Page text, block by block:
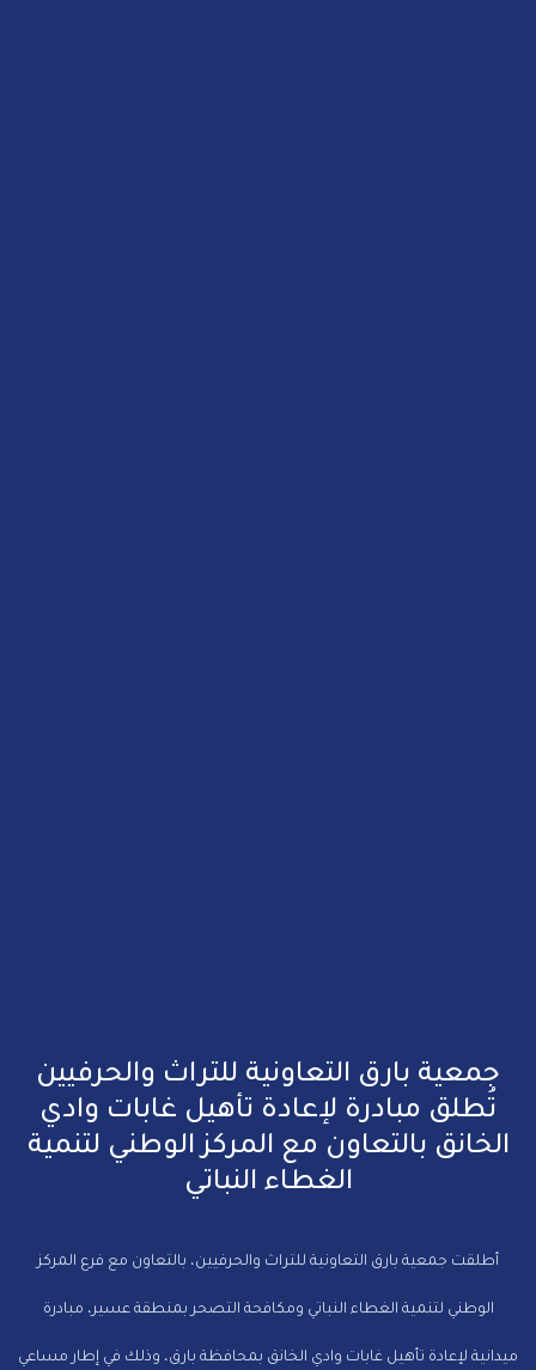
جمعية بارق التعاونية للتراث والحرفيين
تُطلق مبادرة لإعادة تأهيل غابات وادي
الخانق بالتعاون مع المركز الوطني لتنمية
الغطاء النباتي
أطلقت جمعية بارق التعاونية للتراث والحرفيين، بالتعاون مع فرع المركز
الوطني لتنمية الغطاء النباتي ومكافحة التصحر بمنطقة عسير، مبادرة
ميدانية لإعادة تأهيل غابات وادي الخانق بمحافظة بارق، وذلك في إطار مساعي